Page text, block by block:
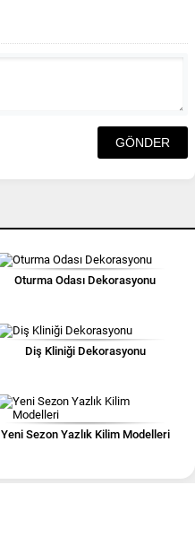
Oturma Odası Dekorasyonu
Diş Kliniği Dekorasyonu
Yeni Sezon Yazlık Kilim Modelleri